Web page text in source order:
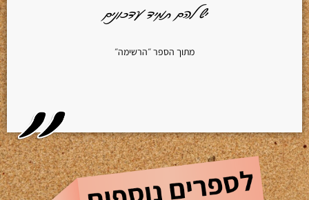
יש להם תמיד עדכונים
מתוך הספר ״הרשימה״